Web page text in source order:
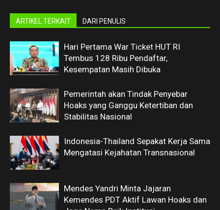
ARTIKEL TERKAIT DARI PENULIS
Hari Pertama War Ticket HUT RI
Tembus 128 Ribu Pendaftar,
Kesempatan Masih Dibuka
Pemerintah akan Tindak Penyebar
Hoaks yang Ganggu Ketertiban dan
Stabilitas Nasional
Indonesia-Thailand Sepakat Kerja Sama
Mengatasi Kejahatan Transnasional
Mendes Yandri Minta Jajaran
Kemendes PDT Aktif Lawan Hoaks dan